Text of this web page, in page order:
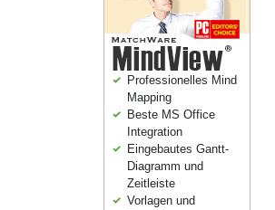
Professionelles Mind
Mapping
Beste MS Office
Integration
Eingebautes Gantt-
Diagramm und
Zeitleiste
Vorlagen und